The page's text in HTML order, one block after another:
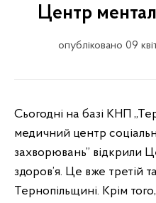
Центр
опубліковано 09
Сьогодні на базі КНП
медичний центр
захворювань” відкрили
здоров’я. Це вже третій
Тернопільщині. Крім